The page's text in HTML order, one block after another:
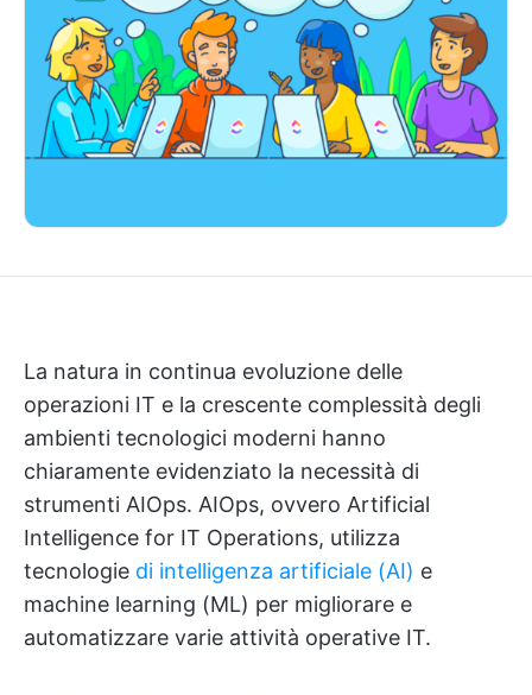
La natura in continua evoluzione delle
operazioni IT e la crescente complessità degli
ambienti tecnologici moderni hanno
chiaramente evidenziato la necessità di
strumenti AIOps. AIOps, ovvero Artificial
Intelligence for IT Operations, utilizza
tecnologie di intelligenza artificiale (AI) e
machine learning (ML) per migliorare e
automatizzare varie attività operative IT.